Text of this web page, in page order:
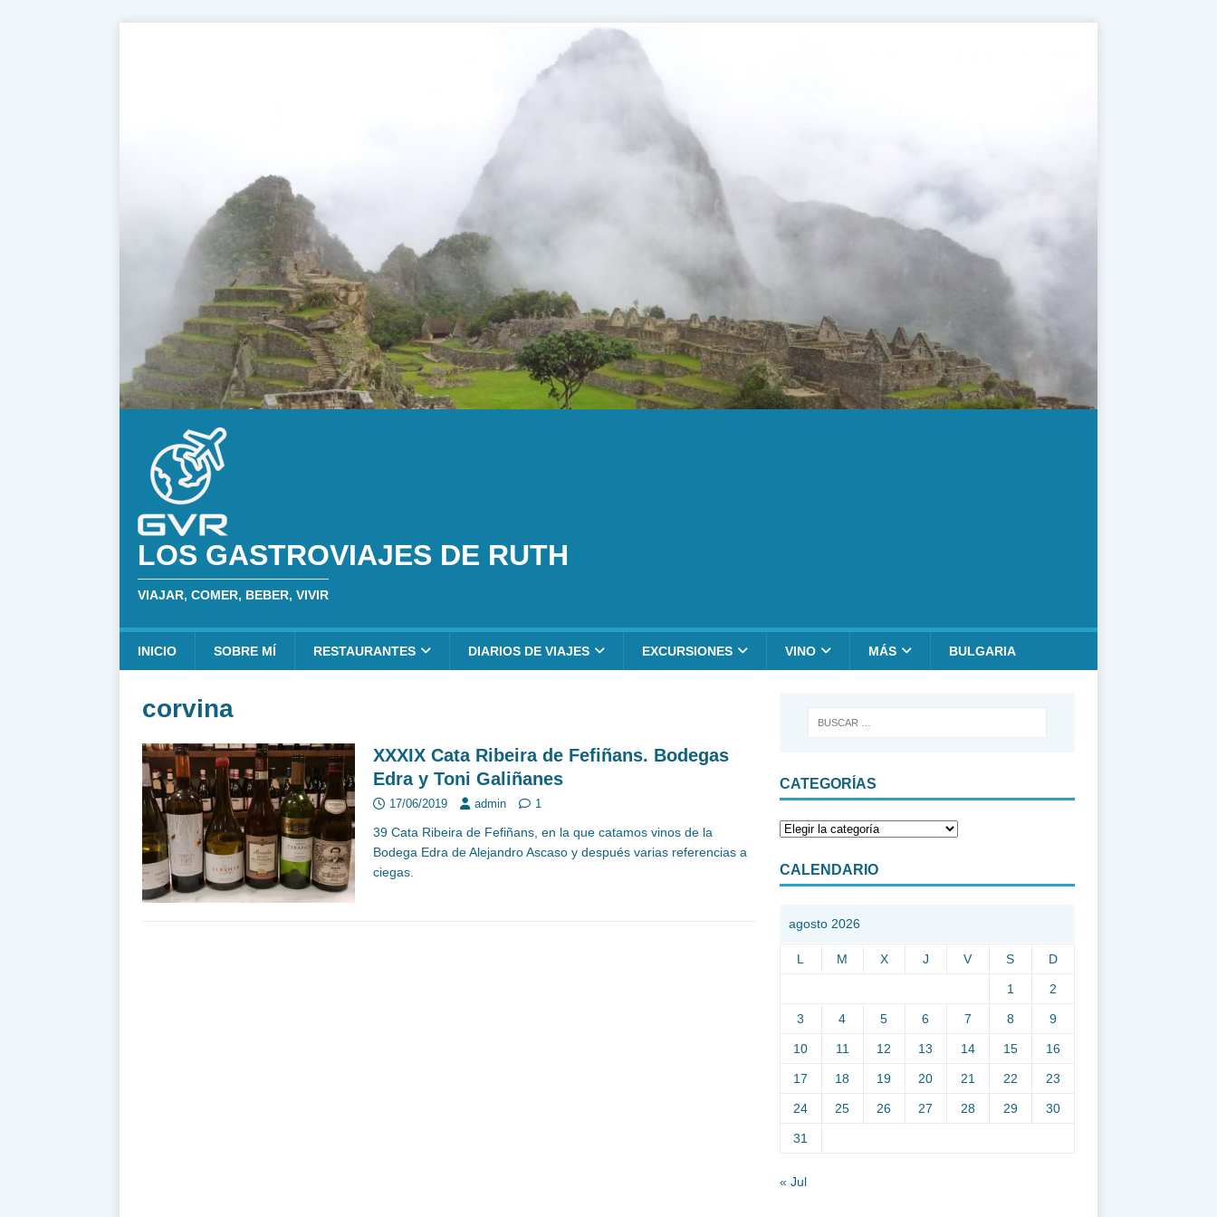
LOS GASTROVIAJES DE RUTH
VIAJAR, COMER, BEBER, VIVIR
INICIO SOBRE MÍ RESTAURANTES DIARIOS DE VIAJES EXCURSIONES VINO MÁS BULGARIA
corvina
XXXIX Cata Ribeira de Fefiñans. Bodegas
Edra y Toni Galiñanes
17/06/2019 admin 1
39 Cata Ribeira de Fefiñans, en la que catamos vinos de la
Bodega Edra de Alejandro Ascaso y después varias referencias a
ciegas.
CATEGORÍAS
CALENDARIO
agosto 2026
L M X J V S D
1 2
3 4 5 6 7 8 9
10 11 12 13 14 15 16
17 18 19 20 21 22 23
24 25 26 27 28 29 30
31
« Jul